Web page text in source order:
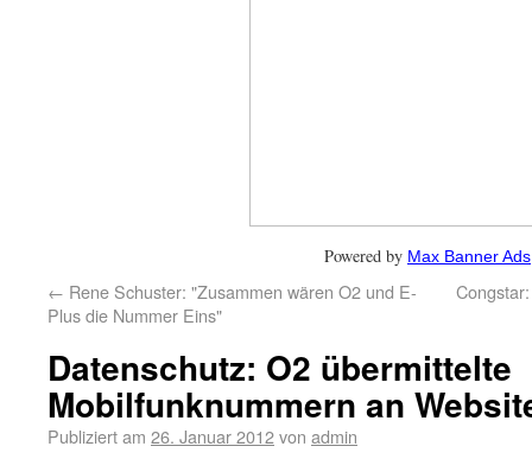
Powered by Max Banner Ads
← Rene Schuster: "Zusammen wären O2 und E-
Plus die Nummer Eins"
Datenschutz: O2 übermittelte
Mobilfunknummern an
Publiziert am 26. Januar 2012von admin